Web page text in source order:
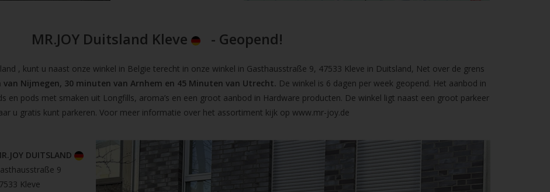
MR.JOY Duitsland Kleve - Geopend!
, kunt u naast onze winkel in Belgie terecht in onze winkel in Gasthausstraße 9, 47533 Kleve in Duitsland, Net over de grens
Nijmegen, 30 minuten van Arnhem en 45 Minuten van Utrecht. De winkel is 6 dagen per week geopend. Het aanbod in
en pods met smaken uit Longfills, aroma’s en een groot aanbod in Hardware producten. De winkel ligt naast een groot parkeer
u gratis kunt parkeren. Voor meer informatie over het assortiment kijk op www.mr-joy.de
DUITSLAND
9
Kleve